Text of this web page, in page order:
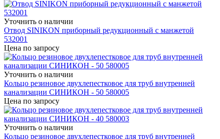
Уточнить о наличии
Отвод SINIKON приборный редукционный с манжетой
532001
Цена по запросу
Уточнить о наличии
Кольцо резиновое двухлепестковое для труб внутренней
канализации СИНИКОН - 50 580005
Цена по запросу
Уточнить о наличии
Кольцо резиновое двухлепестковое для труб внутренней